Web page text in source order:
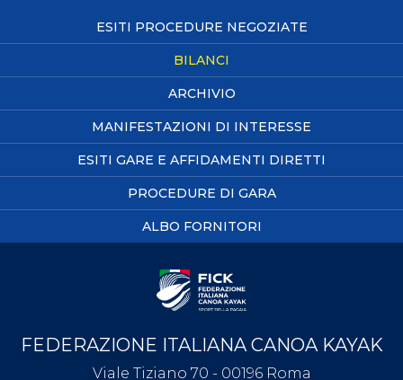
ESITI PROCEDURE NEGOZIATE
BILANCI
ARCHIVIO
MANIFESTAZIONI DI INTERESSE
ESITI GARE E AFFIDAMENTI DIRETTI
PROCEDURE DI GARA
ALBO FORNITORI
FEDERAZIONE ITALIANA CANOA KAYAK
Viale Tiziano 70 - 00196 Roma